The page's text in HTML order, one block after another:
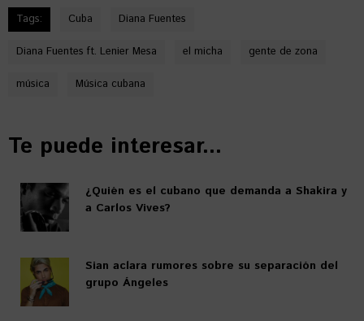
Tags: Cuba Diana Fuentes
Diana Fuentes ft. Lenier Mesa el micha gente de zona
música Música cubana
Te puede interesar...
¿Quién es el cubano que demanda a Shakira y
a Carlos Vives?
Sian aclara rumores sobre su separación del
grupo Ángeles